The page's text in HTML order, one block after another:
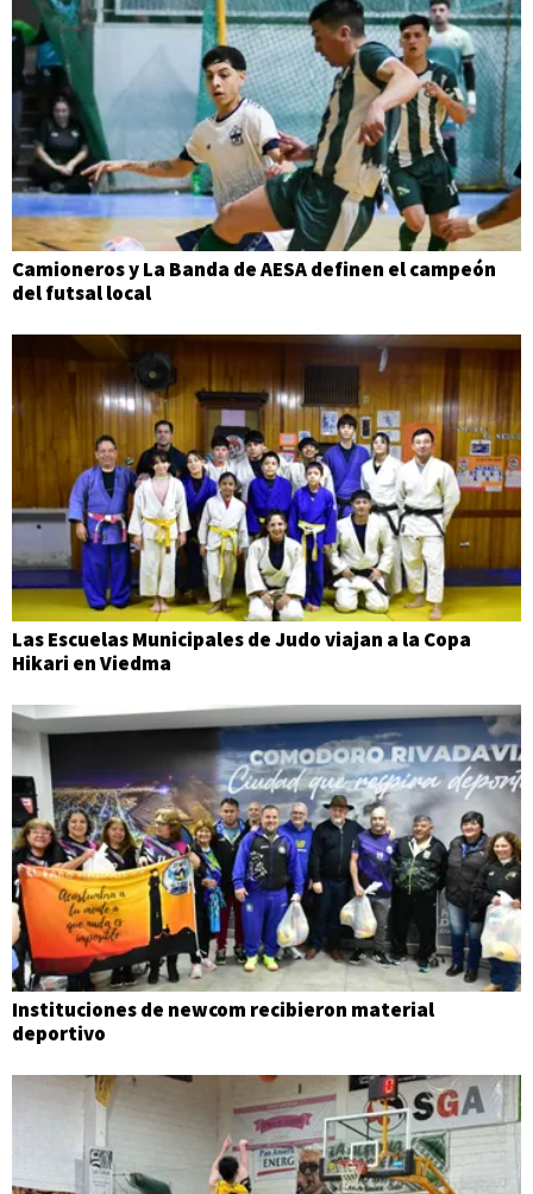
Camioneros y La Banda de AESA definen el campeón
del futsal local
Las Escuelas Municipales de Judo viajan a la Copa
Hikari en Viedma
Instituciones de newcom recibieron material
deportivo